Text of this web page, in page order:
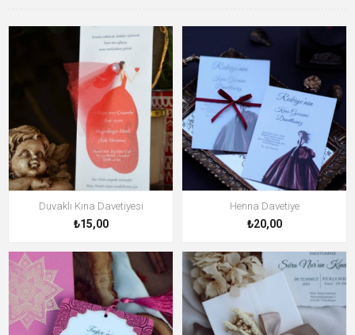
Duvaklı Kına Davetiyesi
₺15,00
Henna Davetiye
₺20,00